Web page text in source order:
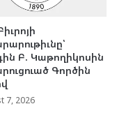
Բ. Կաթողիկոսին
Գործին
7, 2026